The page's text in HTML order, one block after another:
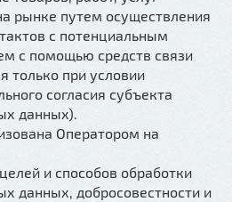
рынке путем осуществления
с потенциальным
с помощью средств связи
только при условии
согласия субъекта
данных).
Оператором на
и способов обработки
данных, добросовестности и